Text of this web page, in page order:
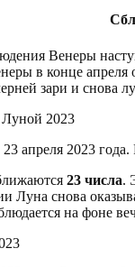
Венеры
в конце апреля
зари и снова
апреля 2023
23 числа.
Луна снова
на фоне